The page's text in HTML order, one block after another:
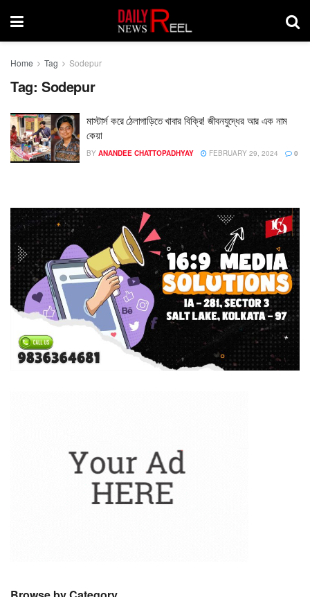
Home Tag Sodepur
Tag: Sodepur
মাস্টার্স করে ঠেলাগাড়িতে খাবার বিক্রি! জীবনযুদ্ধের আর এক নাম
কেয়া
BY ANANDEE CHATTOPADHYAY FEBRUARY 29, 2024 0